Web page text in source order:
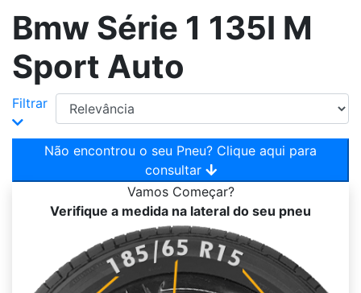
Bmw Série 1 135I M
Sport Auto
Filtrar
Não encontrou o seu Pneu? Clique aqui para
consultar
Vamos Começar?
Verifique a medida na lateral do seu pneu